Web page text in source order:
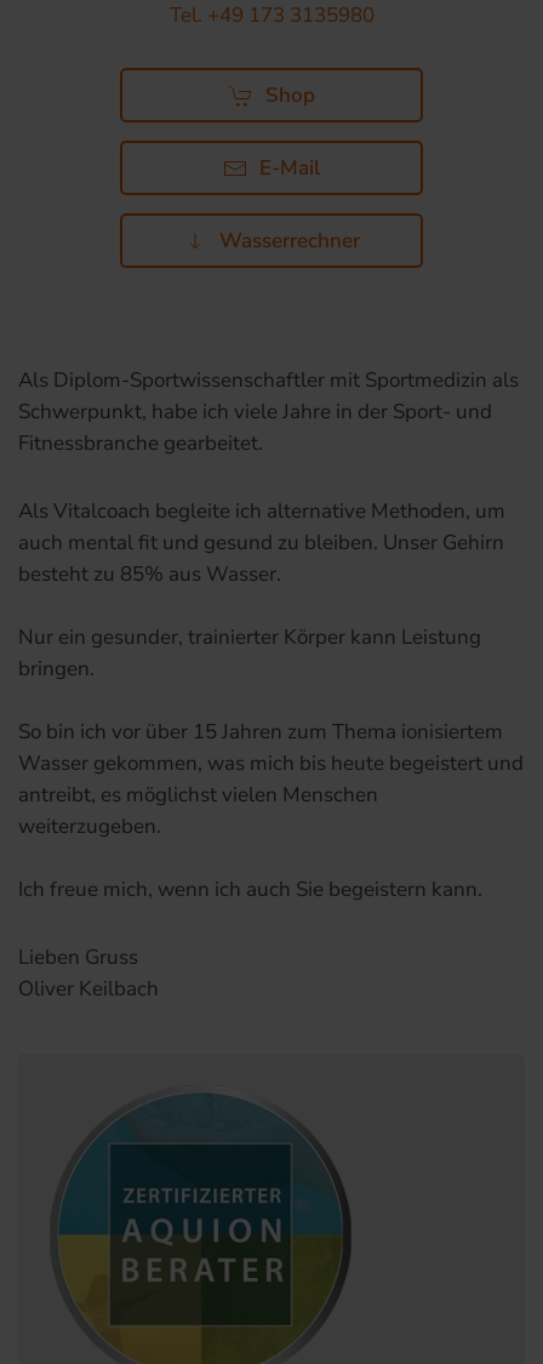
Tel. +49 173 3135980
Shop
E-Mail
Wasserrechner
Als Diplom-Sportwissenschaftler mit Sportmedizin als
Schwerpunkt, habe ich viele Jahre in der Sport- und
Fitnessbranche gearbeitet.
Als Vitalcoach begleite ich alternative Methoden, um
auch mental fit und gesund zu bleiben. Unser Gehirn
besteht zu 85% aus Wasser.
Nur ein gesunder, trainierter Körper kann Leistung
bringen.
So bin ich vor über 15 Jahren zum Thema ionisiertem
Wasser gekommen, was mich bis heute begeistert und
antreibt, es möglichst vielen Menschen
weiterzugeben.
Ich freue mich, wenn ich auch Sie begeistern kann.
Lieben Gruss
Oliver Keilbach